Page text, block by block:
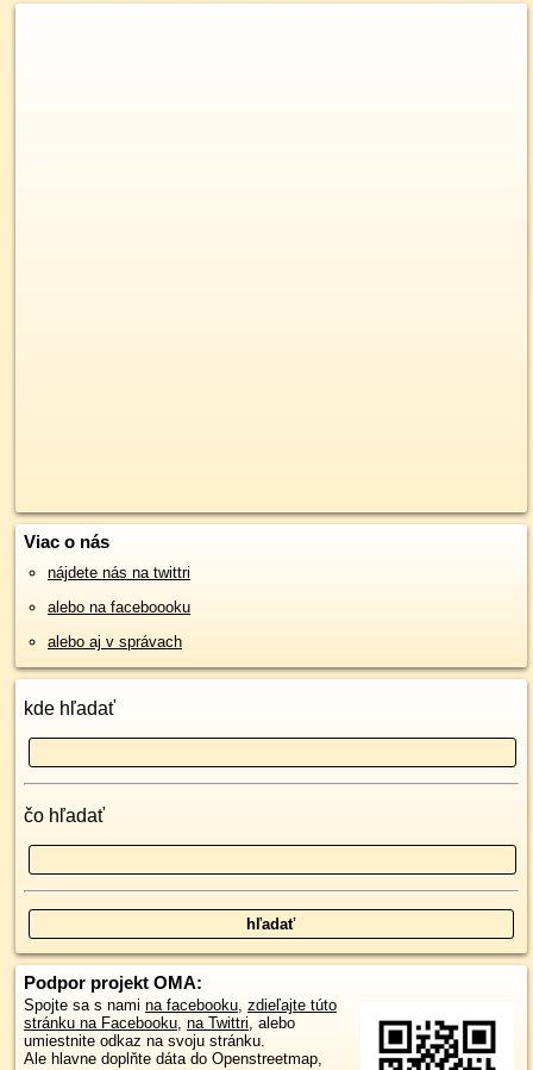
Viac o nás
nájdete nás na twittri
alebo na faceboooku
alebo aj v správach
kde hľadať
čo hľadať
Podpor projekt OMA:
Spojte sa s nami na facebooku, zdieľajte túto
stránku na Facebooku, na Twittri, alebo
umiestnite odkaz na svoju stránku.
Ale hlavne doplňte dáta do Openstreetmap,